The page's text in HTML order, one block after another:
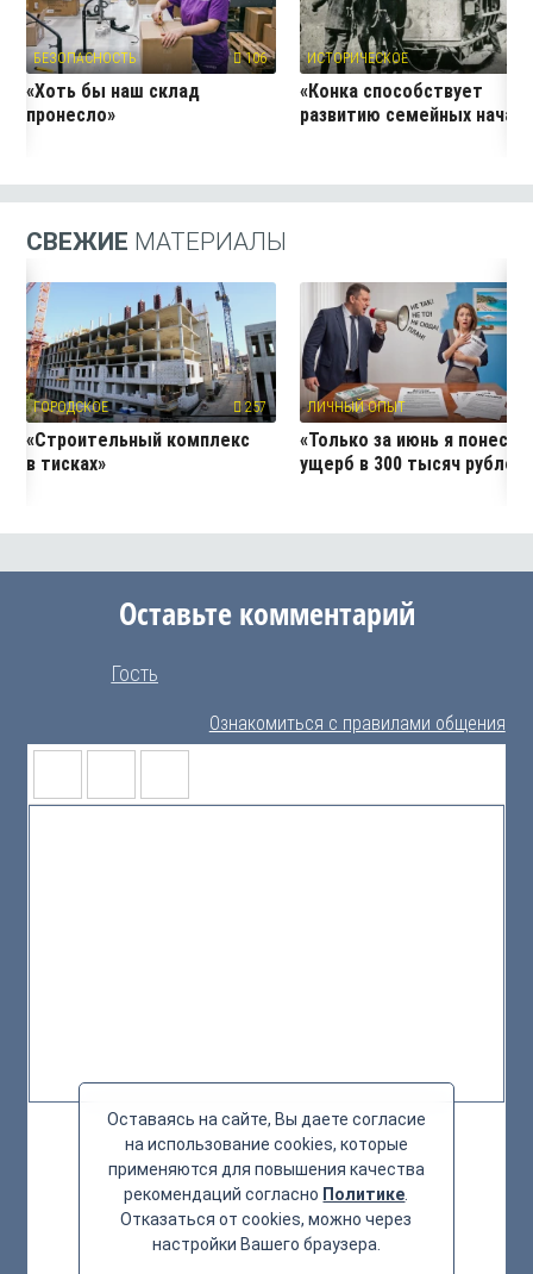
БЕЗОПАСНОСТЬ 106
«Хоть бы наш склад
пронесло»
ИСТОРИЧЕСКОЕ
«Конка способствует
развитию семейных начал»
СВЕЖИЕ МАТЕРИАЛЫ
ГОРОДСКОЕ 257
«Строительный комплекс
в тисках»
ЛИЧНЫЙ ОПЫТ
«Только за июнь я понесла
ущерб в 300 тысяч рублей»
Оставьте комментарий
Гость
Ознакомиться с правилами общения
Оставаясь на сайте, Вы даете согласие
на использование cookies, которые
применяются для повышения качества
рекомендаций согласно Политике
Отказаться от cookies, можно через
настройки Вашего браузера.